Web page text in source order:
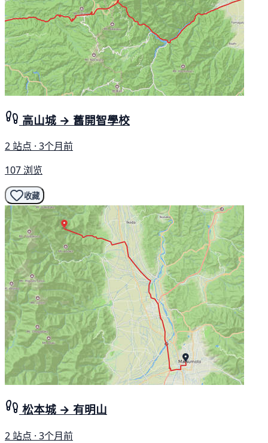
高山城 → 舊開智學校
2 站点 · 3个月前
107 浏览
收藏
松本城 → 有明山
2 站点 · 3个月前